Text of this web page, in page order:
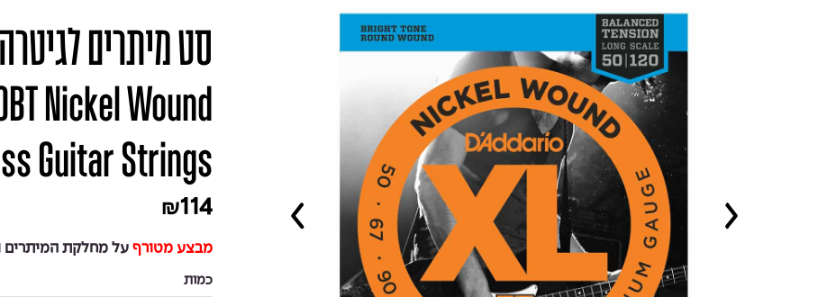
Nickel Wound
Guitar Strings
₪114
מבצע מטורף על מחלקת המיתרים
כמות